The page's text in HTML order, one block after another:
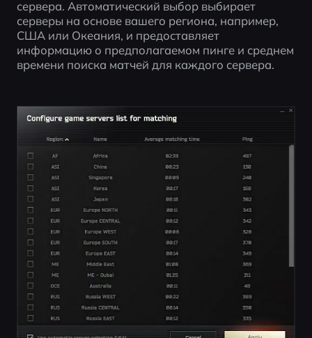
сервера. Автоматический выбор выбирает
серверы на основе вашего региона, например,
США или Океания, и предоставляет
информацию о предполагаемом пинге и среднем
времени поиска матчей для каждого сервера.